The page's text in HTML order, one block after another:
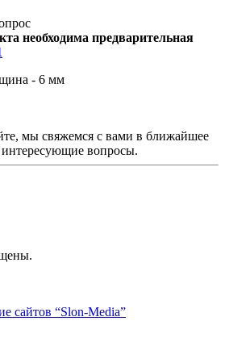
необходима предварительная
- 6 мм
мы свяжемся с вами в ближайшее
интересующие вопросы.
сайтов “Slon-Media”